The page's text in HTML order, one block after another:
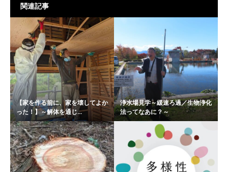
関連記事
【家を作る前に、家を壊してよか
った！】～解体を通じ...
浄水場見学～緩速ろ過／生物浄化
法ってなあに？～